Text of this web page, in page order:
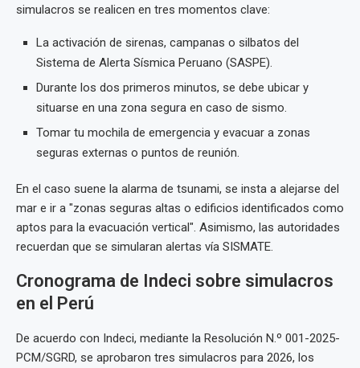
simulacros se realicen en tres momentos clave:
La activación de sirenas, campanas o silbatos del
Sistema de Alerta Sísmica Peruano (SASPE).
Durante los dos primeros minutos, se debe ubicar y
situarse en una zona segura en caso de sismo.
Tomar tu mochila de emergencia y evacuar a zonas
seguras externas o puntos de reunión.
En el caso suene la alarma de tsunami, se insta a alejarse del
mar e ir a "zonas seguras altas o edificios identificados como
aptos para la evacuación vertical". Asimismo, las autoridades
recuerdan que se simularan alertas vía SISMATE.
Cronograma de Indeci sobre simulacros
en el Perú
De acuerdo con Indeci, mediante la Resolución N.º 001-2025-
PCM/SGRD, se aprobaron tres simulacros para 2026, los